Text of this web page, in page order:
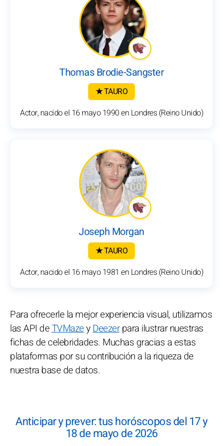
Thomas Brodie-Sangster
★ TAURO
Actor, nacido el 16 mayo 1990 en Londres (Reino Unido)
Joseph Morgan
★ TAURO
Actor, nacido el 16 mayo 1981 en Londres (Reino Unido)
Para ofrecerle la mejor experiencia visual, utilizamos
las API deTVMazeyDeezerpara ilustrar nuestras
fichas de celebridades. Muchas gracias a estas
plataformas por su contribución a la riqueza de
nuestra base de datos.
Anticipar y prever: tus horóscopos del 17 y
18 de mayo de 2026